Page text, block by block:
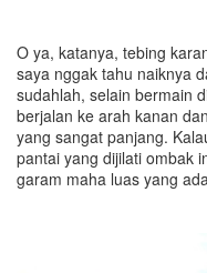
O ya, katanya, tebing
saya nggak tahu naiknya
sudahlah, selain bermain
berjalan ke arah kanan
yang sangat panjang.
pantai yang dijilati ombak
garam maha luas yang